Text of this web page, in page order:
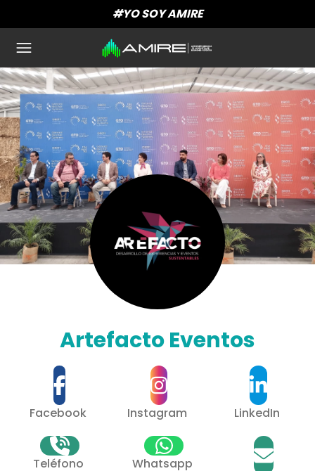
#YO SOY AMIRE
Artefacto Eventos
Facebook Instagram LinkedIn
Teléfono
Whatsapp